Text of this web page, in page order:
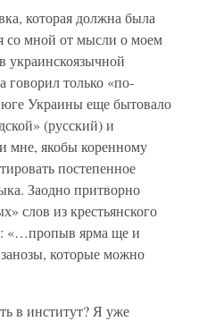
которая должна была
со мной от мысли о моем
украинскоязычной
говорил только «по-
Украины еще бытовало
(русский) и
мне, якобы коренному
постепенное
Заодно притворно
слов из крестьянского
«…пропыв ярма ще и
которые можно
в институт? Я уже